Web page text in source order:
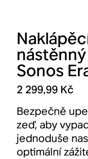
Sonos
2 299,99 Kč
Bezpečně
zeď, aby
jednoduše
optimální